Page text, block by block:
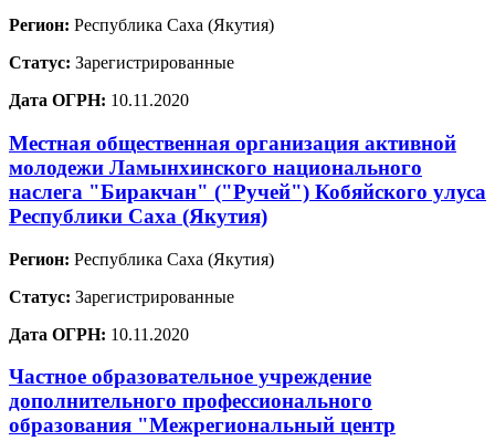
Регион: Республика Саха (Якутия)
Статус: Зарегистрированные
Дата ОГРН: 10.11.2020
Местная общественная организация активной
молодежи Ламынхинского национального
наслега "Биракчан" ("Ручей") Кобяйского улуса
Республики Саха (Якутия)
Регион: Республика Саха (Якутия)
Статус: Зарегистрированные
Дата ОГРН: 10.11.2020
Частное образовательное учреждение
дополнительного профессионального
образования "Межрегиональный центр